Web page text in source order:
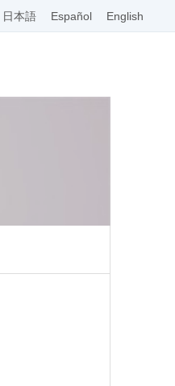
日本語 Español English